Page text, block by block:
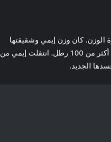
الوزن. كان وزن إيمي وشقيقتها
تامي سلاتون 406 رطلاً و605 رطلاً عندما بدأا رحلتهما التلفزيونية الواقعية في الموسم الأول. وخضعت إيمي لعملية جراحية لعلاج السمنة وفقدت أكثر من 100 رطل. انتقلت إيمي من